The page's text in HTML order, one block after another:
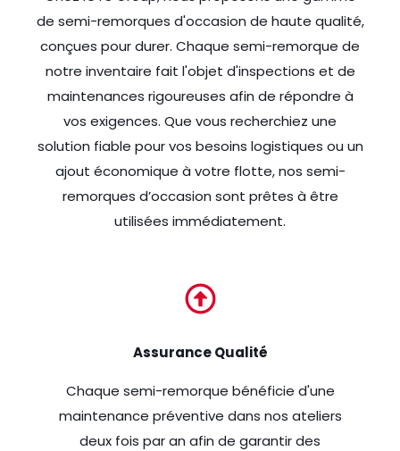
de semi-remorques d'occasion de haute qualité,
conçues pour durer. Chaque semi-remorque de
notre inventaire fait l'objet d'inspections et de
maintenances rigoureuses afin de répondre à
vos exigences. Que vous recherchiez une
solution fiable pour vos besoins logistiques ou un
ajout économique à votre flotte, nos semi-
remorques d’occasion sont prêtes à être
utilisées immédiatement.
Assurance Qualité
Chaque semi-remorque bénéficie d'une
maintenance préventive dans nos ateliers
deux fois par an afin de garantir des